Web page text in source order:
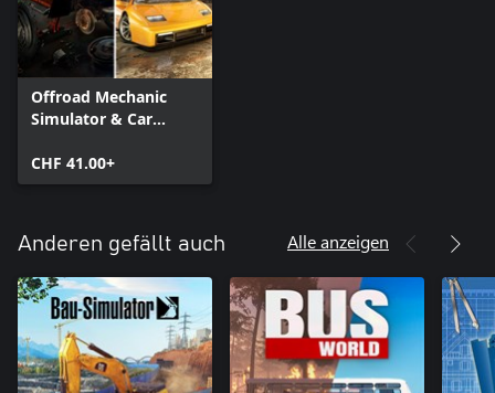
Offroad Mechanic
Simulator & Car
2021
CHF 41.00+
Anderen gefällt auch Alle anzeigen